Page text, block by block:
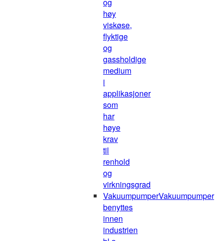
høy
viskøse,
flyktige
og
gassholdige
medium
i
applikasjoner
som
har
høye
krav
til
renhold
og
virkningsgrad
VakuumpumperVakuumpumper
benyttes
innen
industrien